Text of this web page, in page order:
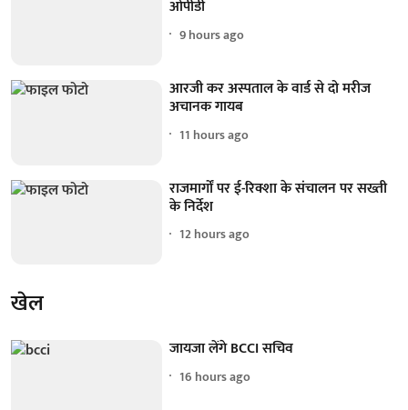
ओपीडी
9 hours ago
आरजी कर अस्पताल के वार्ड से दो मरीज
अचानक गायब
11 hours ago
राजमार्गों पर ई-रिक्शा के संचालन पर सख्ती
के निर्देश
12 hours ago
खेल
जायजा लेंगे BCCI सचिव
16 hours ago